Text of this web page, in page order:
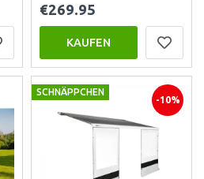
€269.95
KAUFEN
SCHNÄPPCHEN
-10%